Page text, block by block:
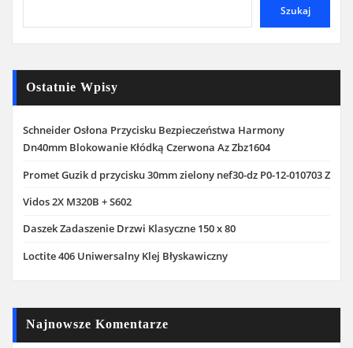
Szukaj
Ostatnie Wpisy
Schneider Osłona Przycisku Bezpieczeństwa Harmony
Dn40mm Blokowanie Kłódką Czerwona Az Zbz1604
Promet Guzik d przycisku 30mm zielony nef30-dz P0-12-010703 Z
Vidos 2X M320B + S602
Daszek Zadaszenie Drzwi Klasyczne 150 x 80
Loctite 406 Uniwersalny Klej Błyskawiczny
Najnowsze Komentarze